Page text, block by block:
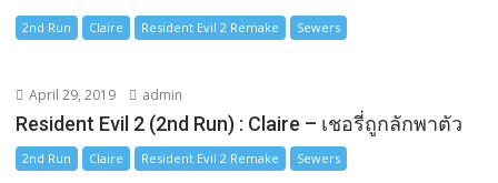
2nd Run Claire Resident Evil 2 Remake Sewers
April 29, 2019 admin
Resident Evil 2 (2nd Run) : Claire – เชอรี่ถูกลักพาตัว
2nd Run Claire Resident Evil 2 Remake Sewers